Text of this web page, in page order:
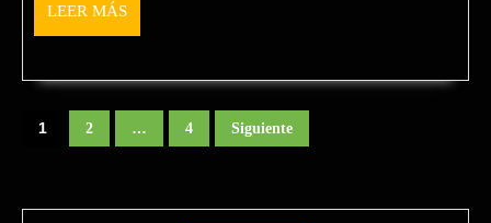
LEER MÁSLEER
MÁS
Paginación
de
1 2 … 4 Siguiente